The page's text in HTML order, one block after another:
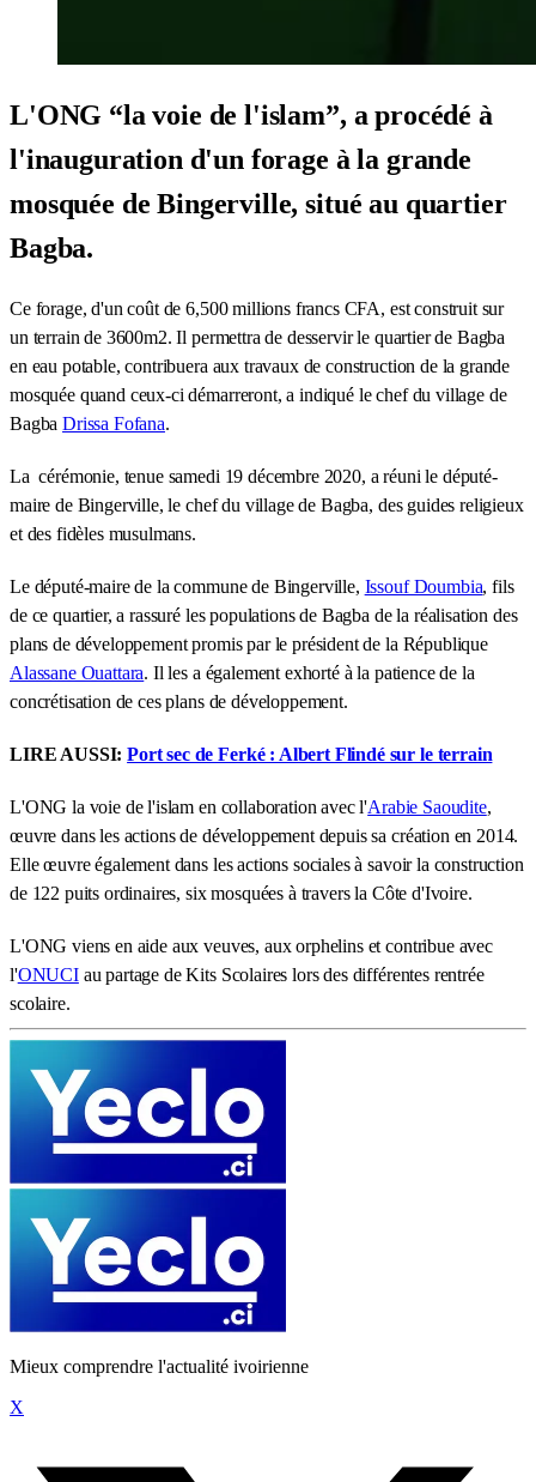
L'ONG “la voie de l'islam”, a procédé à
l'inauguration d'un forage à la grande
mosquée de Bingerville, situé au quartier
Bagba.
Ce forage, d'un coût de 6,500 millions francs CFA, est construit sur
un terrain de 3600m2. Il permettra de desservir le quartier de Bagba
en eau potable, contribuera aux travaux de construction de la grande
mosquée quand ceux-ci démarreront, a indiqué le chef du village de
BagbaDrissa Fofana.
La cérémonie, tenue samedi 19 décembre 2020, a réuni le député-
maire de Bingerville, le chef du village de Bagba, des guides religieux
et des fidèles musulmans.
Le député-maire de la commune de Bingerville, Issouf Doumbia, fils
de ce quartier, a rassuré les populations de Bagba de la réalisation des
plans de développement promis par le président de la République
Alassane Ouattara. Il les a également exhorté à la patience de la
concrétisation de ces plans de développement.
LIRE AUSSI:Port sec de Ferké : Albert Flindé sur le terrain
L'ONG la voie de l'islam en collaboration avec l'Arabie Saoudite,
œuvre dans les actions de développement depuis sa création en 2014.
Elle œuvre également dans les actions sociales à savoir la construction
de 122 puits ordinaires, six mosquées à travers la Côte d'Ivoire.
L'ONG viens en aide aux veuves, aux orphelins et contribue avec
l'ONUCIau partage de Kits Scolaires lors des différentes rentrée
scolaire.
Mieux comprendre l'actualité ivoirienne
X